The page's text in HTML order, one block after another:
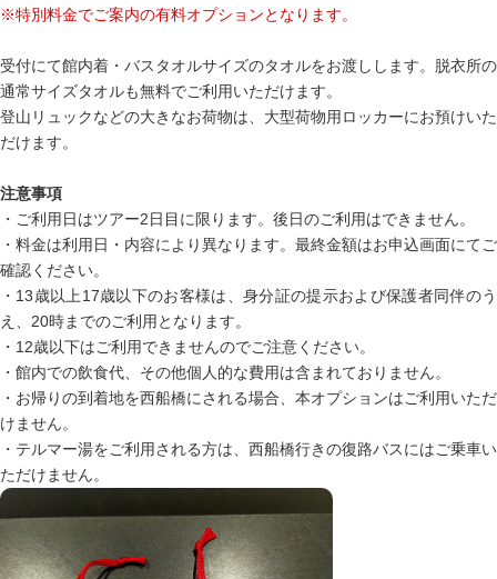
※特別料金でご案内の有料オプションとなります。
受付にて館内着・バスタオルサイズのタオルをお渡しします。脱衣所の
通常サイズタオルも無料でご利用いただけます。
登山リュックなどの大きなお荷物は、大型荷物用ロッカーにお預けいた
だけます。
注意事項
・ご利用日はツアー2日目に限ります。後日のご利用はできません。
・料金は利用日・内容により異なります。最終金額はお申込画面にてご
確認ください。
・13歳以上17歳以下のお客様は、身分証の提示および保護者同伴のう
え、20時までのご利用となります。
・12歳以下はご利用できませんのでご注意ください。
・館内での飲食代、その他個人的な費用は含まれておりません。
・お帰りの到着地を西船橋にされる場合、本オプションはご利用いただ
けません。
・テルマー湯をご利用される方は、西船橋行きの復路バスにはご乗車い
ただけません。